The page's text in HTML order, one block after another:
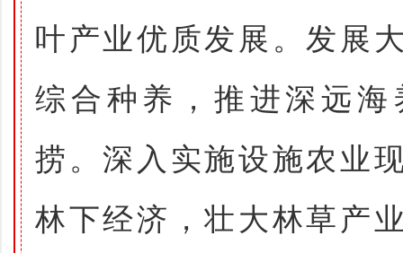
叶产业优质发展。发展
综合种养，推进深远
捞。深入实施设施农业
林下经济，壮大林草产